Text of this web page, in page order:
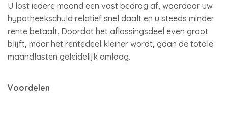
U lost iedere maand een vast bedrag af, waardoor uw
hypotheekschuld relatief snel daalt en u steeds minder
rente betaalt. Doordat het aflossingsdeel even groot
blijft, maar het rentedeel kleiner wordt, gaan de totale
maandlasten geleidelijk omlaag.
Voordelen